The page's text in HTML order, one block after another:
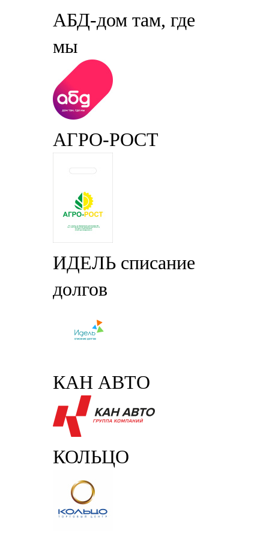
АБД-дом там, где
мы
АГРО-РОСТ
ИДЕЛЬ списание
долгов
КАН АВТО
КОЛЬЦО